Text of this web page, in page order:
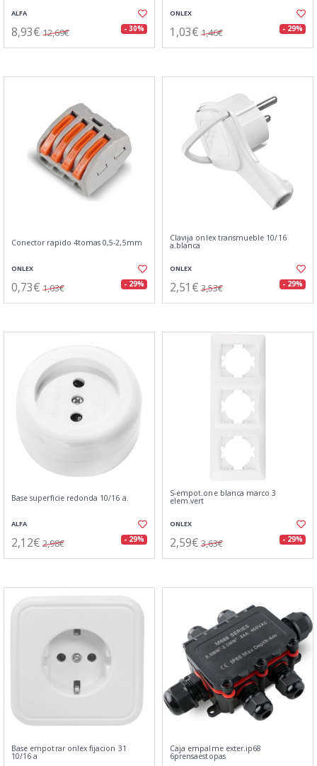
ALFA
8,93€ 12,69€ - 30%
ONLEX
1,03€ 1,46€ - 29%
Conector rapido 4tomas 0,5-2,5mm
ONLEX
0,73€ 1,03€ - 29%
Clavija onlex transmueble 10/16
a.blanca
ONLEX
2,51€ 3,53€ - 29%
Base superficie redonda 10/16 a.
ALFA
2,12€ 2,98€ - 29%
S-empot.one blanca marco 3
elem.vert
ONLEX
2,59€ 3,63€ - 29%
Base empotrar onlex fijacion 31
10/16 a
Caja empalme exter.ip68
6prensaestopas